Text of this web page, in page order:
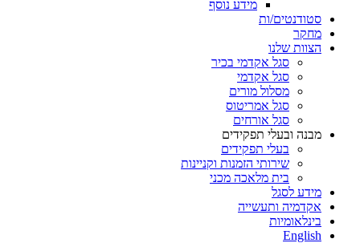
מידע נוסף
סטודנטים/ות
מחקר
הצוות שלנו
סגל אקדמי בכיר
סגל אקדמי
מסלול מורים
סגל אמריטוס
סגל אורחים
מבנה ובעלי תפקידים
בעלי תפקידים
שירותי הזמנות וקניינות
בית מלאכה מכני
מידע לסגל
אקדמיה ותעשייה
בינלאומיות
English